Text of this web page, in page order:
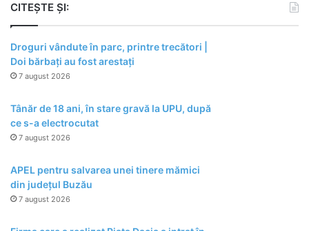
CITEȘTE ȘI:
Droguri vândute în parc, printre trecători |
Doi bărbați au fost arestați
7 august 2026
Tânăr de 18 ani, în stare gravă la UPU, după
ce s-a electrocutat
7 august 2026
APEL pentru salvarea unei tinere mămici
din județul Buzău
7 august 2026